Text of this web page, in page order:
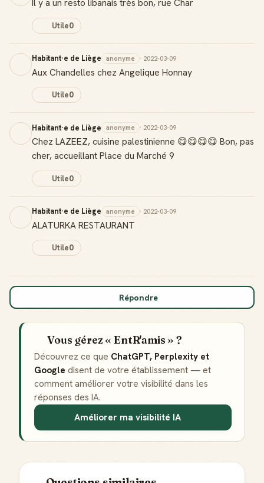
Il y a un resto libanais très bon, rue Char
Utile0
Habitant·e de Liège anonyme · 2022-03-09
Aux Chandelles chez Angelique Honnay
Utile0
Habitant·e de Liège anonyme · 2022-03-09
Chez LAZEEZ, cuisine palestinienne 😋😋😋😋 Bon, pas
cher, accueillant Place du Marché 9
Utile0
Habitant·e de Liège anonyme · 2022-03-09
ALATURKA RESTAURANT
Utile0
Répondre
Vous gérez « EntR'amis » ?
Découvrez ce que ChatGPT, Perplexity et
Google disent de votre établissement — et
comment améliorer votre visibilité dans les
réponses des IA.
Améliorer ma visibilité IA